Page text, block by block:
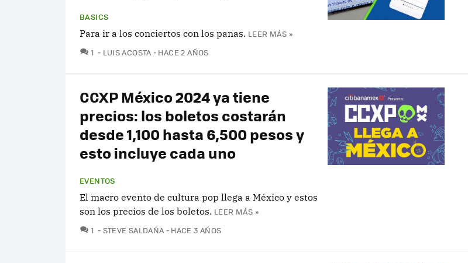
BASICS
Para ir a los conciertos con los panas. LEER MÁS »
1 COMENTARIOS
LUIS ACOSTA HACE 2 AÑOS
CCXP México 2024 ya tiene
precios: los boletos costarán
desde 1,100 hasta 6,500 pesos y
esto incluye cada uno
EVENTOS
El macro evento de cultura pop llega a México y estos
son los precios de los boletos. LEER MÁS »
1 COMENTARIOS
STEVE SALDAÑA HACE 3 AÑOS